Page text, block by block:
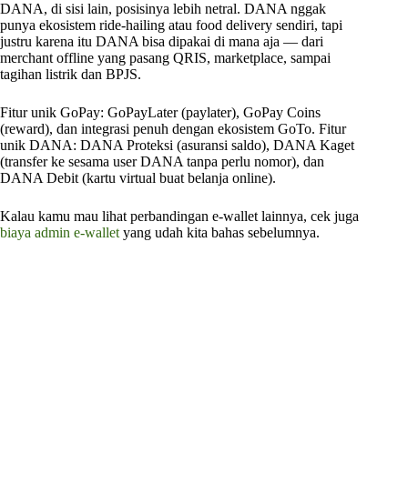
DANA, di sisi lain, posisinya lebih netral. DANA nggak
punya ekosistem ride-hailing atau food delivery sendiri, tapi
justru karena itu DANA bisa dipakai di mana aja — dari
merchant offline yang pasang QRIS, marketplace, sampai
tagihan listrik dan BPJS.
Fitur unik GoPay: GoPayLater (paylater), GoPay Coins
(reward), dan integrasi penuh dengan ekosistem GoTo. Fitur
unik DANA: DANA Proteksi (asuransi saldo), DANA Kaget
(transfer ke sesama user DANA tanpa perlu nomor), dan
DANA Debit (kartu virtual buat belanja online).
Kalau kamu mau lihat perbandingan e-wallet lainnya, cek juga
biaya admin e-wallet yang udah kita bahas sebelumnya.